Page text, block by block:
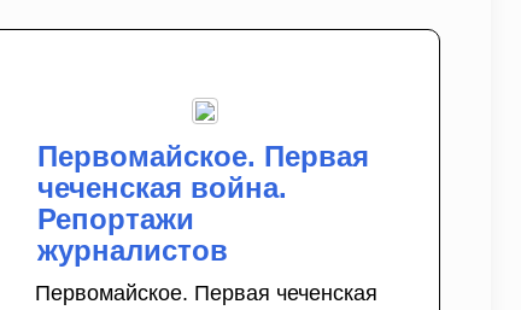
Первомайское. Первая
чеченская война.
Репортажи
журналистов
Первомайское. Первая чеченская